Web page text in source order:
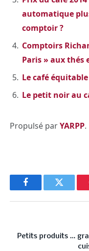
automatique
comptoir ?
Comptoirs
Paris » aux thés
Le café
Le petit noir au
Propulsé parYARPP.
FacebookTwitter
Petits produits …